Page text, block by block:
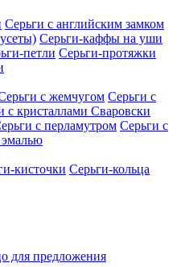
Серьги с английским замком
Серьги-каффы на уши
петли Серьги-протяжки
с жемчугом Серьги с
с кристаллами Сваровски
с перламутром Серьги с
эмалью
кисточки Серьги-кольца
для предложения